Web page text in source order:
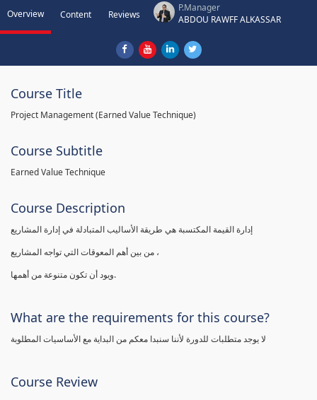
Overview Content Reviews
P.Manager
ABDOU RAWFF ALKASSAR
Course Title
Project Management (Earned Value Technique)
Course Subtitle
Earned Value Technique
Course Description
إدارة القيمة المكتسبة هي طريقة الأساليب المتبادلة في إدارة المشاريع
من بين أهم المعوقات التي تواجه المشاريع ،
ويود أن تكون متنوعة من أهمها.
What are the requirements for this course?
لا يوجد متطلبات للدورة لأننا سنبدا معكم من البداية مع الأساسيات المطلوبة
Course Review